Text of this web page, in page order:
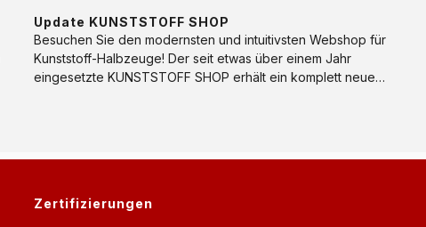
Update KUNSTSTOFF SHOP
Besuchen Sie den modernsten und intuitivsten Webshop für
Kunststoff-Halbzeuge! Der seit etwas über einem Jahr
eingesetzte KUNSTSTOFF SHOP erhält ein komplett neues
Zertifizierungen